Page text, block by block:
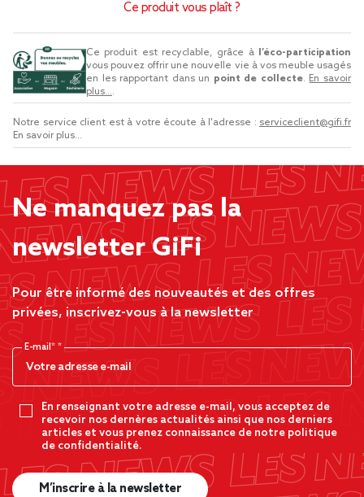
Ce produit vous plaît ?
Ce produit est recyclable, grâce à
l’éco-participation
vous pouvez offrir une nouvelle vie à vos meuble usagés
en les rapportant dans un point de collecte. En savoir
plus....
Notre service client est à votre écoute à l'adresse : serviceclient@gifi.fr
En savoir plus...
Ne manquez pas la
newsletter GiFi
Pour être informé des nouveautés et des offres
privées, inscrivez-vous à la newsletter
E-mail*
En renseignant votre adresse e-mail, vous acceptez de
recevoir nos dernères actualités ainsi que nos derniers
articles et vous prenez connaissance de notre politique
de confidentialité.
M’inscrire à la newsletter